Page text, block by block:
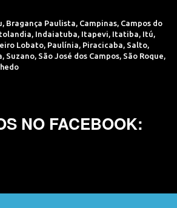
, Bragança Paulista, Campinas, Campos do
, Indaiatuba, Itapevi, Itatiba, Itú,
Lobato, Paulínia, Piracicaba, Salto,
, Suzano, São José dos Campos, São Roque,
NO FACEBOOK: